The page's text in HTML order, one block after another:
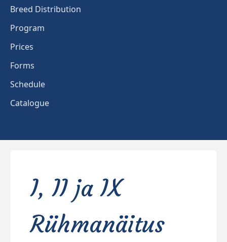
Breed Distribution
Program
Prices
Forms
Schedule
Catalogue
I, II ja IX
Rühmanäitus